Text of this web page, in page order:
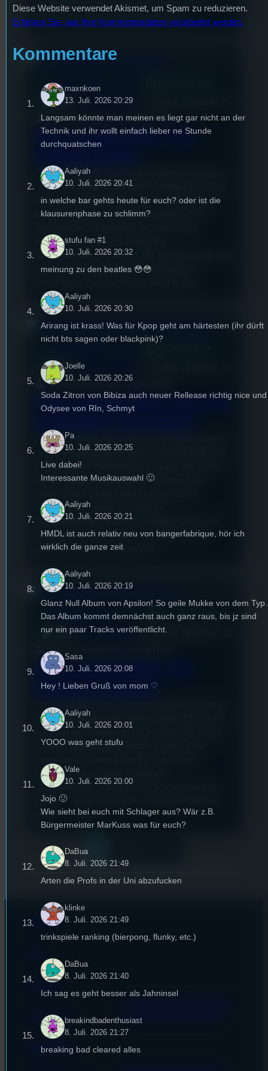
1% melden sich aus einer der schicksten und
exklusivsten Bars Regensburgs: Das…
mic The Lowest Bar
The Lowest Bar
Joshua Hartmann, Annika Horn
The Lowest Bar #25
***DISCLAIMER: Die Show ist eigentlich als eine
Live-Show ausgerichtet (jeden Freitag 19-20 Uhr).
Aufgrund des Urheberrechts müssen alle Songs
aus der Folge rausgeschnitten werden. Eine
Highlights auf unserem Instagram
(@thelowestbar_) finden*** Mit Special-Guest: Alex
Uns hat es in dieser Folge ins Hiltnerheim
The Lowest Bar
Joshua Hartmann, Annika Horn
The Lowest Bar #24 (Zur
***DISCLAIMER: Die Show ist eigentlich als eine
Live-Show ausgerichtet (jeden Freitag 19-20 Uhr).
Aufgrund des Urheberrechts müssen alle Songs
aus der Folge rausgeschnitten werden. Eine
Highlights auf unserem Instagram
(@thelowestbar_) finden.*** Gnädige Ladys und
werte Lords, es ist so weit! Der Taverne “Zur
geflickten Trommel” wurde von…
mic The Lowest Bar [S1/E22] 14. Dezember 2023
The Lowest Bar Staffel
Joshua Hartmann, Annika Horn
The Lowest Bar #22
(Wuid & Schee)
Live-Show ausgerichtet (jeden Freitag 19-20 Uhr).
Aufgrund des Urheberrechts müssen alle Songs
aus der Folge rausgeschnitten werden. Eine
Highlights auf unserem Instagram
(@thelowestbar_) finden.*** Ach ja, das Wuid &
Schee….. Aber wie wild ist es wirklich? Und vor
allem…… wie…
Kontakt
Satzung
Impressum
Datenschutz
für Medienwissenschaft
Diese Website verwendet Akismet, um Spam zu reduzieren.
Erfahren Sie, wie Ihre Kommentardaten verarbeitet werden.
Kommentare
maxnkoen
13. Juli. 2026 20:29
Langsam könnte man meinen es liegt gar nicht an der
Technik und ihr wollt einfach lieber ne Stunde
durchquatschen
Aaliyah
10. Juli. 2026 20:41
in welche bar gehts heute für euch? oder ist die
klausurenphase zu schlimm?
stufu fan #1
10. Juli. 2026 20:32
meinung zu den beatles 😳😳
Aaliyah
10. Juli. 2026 20:30
Arirang ist krass! Was für Kpop geht am härtesten (ihr dürft
nicht bts sagen oder blackpink)?
Joelle
10. Juli. 2026 20:26
Soda Zitron von Bibiza auch neuer Rellease richtig nice und
Odysee von RIn, Schmyt
Pa
10. Juli. 2026 20:25
Live dabei!
Interessante Musikauswahl 🙂
Aaliyah
10. Juli. 2026 20:21
HMDL ist auch relativ neu von bangerfabrique, hör ich
wirklich die ganze zeit
Aaliyah
10. Juli. 2026 20:19
Glanz Null Album von Apsilon! So geile Mukke von dem Typ.
Das Album kommt demnächst auch ganz raus, bis jz sind
nur ein paar Tracks veröffentlicht.
Sasa
10. Juli. 2026 20:08
Hey ! Lieben Gruß von mom ♡
Aaliyah
10. Juli. 2026 20:01
YOOO was geht stufu
Vale
10. Juli. 2026 20:00
Jojo 🙂
Wie sieht bei euch mit Schlager aus? Wär z.B.
Bürgermeister MarKuss was für euch?
DaBua
8. Juli. 2026 21:49
Arten die Profs in der Uni abzufucken
klinke
8. Juli. 2026 21:49
trinkspiele ranking (bierpong, flunky, etc.)
DaBua
8. Juli. 2026 21:40
Ich sag es geht besser als Jahninsel
breakindbadenthusiast
8. Juli. 2026 21:27
breaking bad cleared alles